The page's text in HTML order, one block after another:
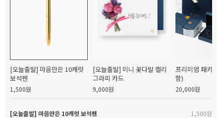
[오늘출발] 마음만은 10캐럿
보석펜
1,500원
[오늘출발] 미니 꽃다발 캘리
그라피 카드
9,000원
프리미엄 패키지
함)
20,000원
[오늘출발] 마음만은 10캐럿 보석펜 1,500원